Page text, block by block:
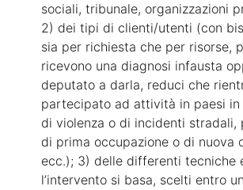
sociali, tribunale, organizzazioni
2) dei tipi di clienti/utenti (con
sia per richiesta che per risorse,
ricevono una diagnosi infausta
deputato a darla, reduci che
partecipato ad attività in paesi
di violenza o di incidenti stradali,
di prima occupazione o di nuova
ecc.); 3) delle differenti tecniche
l’intervento si basa, scelti entro